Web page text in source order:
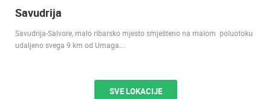
Savudrija
Savudrija-Salvore, malo ribarsko mjesto smješteno na malom poluotoku
udaljeno svega 9 km od Umaga.…
SVE LOKACIJE